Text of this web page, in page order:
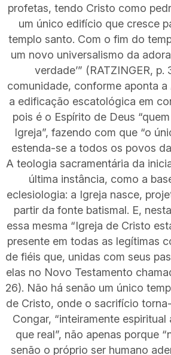
profetas, tendo Cristo como
um único edifício que cresce
templo santo. Com o fim do
um novo universalismo da
verdade’” (RATZINGER,
comunidade, conforme aponta a
a edificação escatológica em
pois é o Espírito de Deus
Igreja”, fazendo com que “o
estenda-se a todos os povos da
A teologia sacramentária da
última instância, como a
eclesiologia: a Igreja nasce,
partir da fonte batismal. E,
essa mesma “Igreja de Cristo
presente em todas as legítimas
de fiéis que, unidas com seus
elas no Novo Testamento
26). Não há senão um único
de Cristo, onde o sacrifício
Congar, “inteiramente
que real”, não apenas porque
senão o próprio ser humano